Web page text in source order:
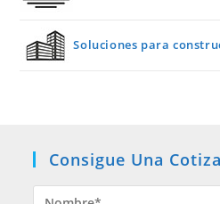
Soluciones para
Consigue Una